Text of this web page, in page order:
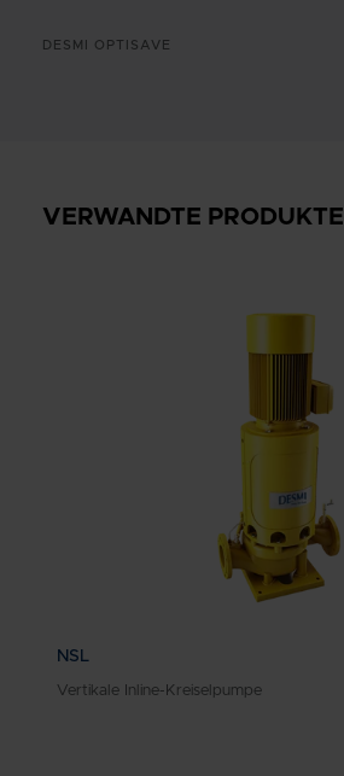
DESMI OPTISAVE
VERWANDTE PRODUKTE
NSL
Vertikale Inline-Kreiselpumpe